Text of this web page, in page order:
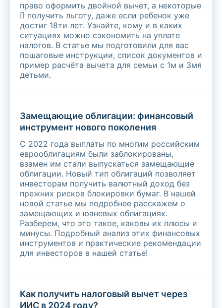
право оформить двойной вычет, а некоторые
 получить льготу, даже если ребенок уже
достиг 18ти лет. Узнайте, кому и в каких
ситуациях можно сэкономить на уплате
налогов. В статье мы подготовили для вас
пошаговые инструкции, список документов и
пример расчёта вычета для семьи с 1м и 3мя
детьми.
Замещающие облигации: финансовый
инструмент нового поколения
С 2022 года выплаты по многим российским
еврооблигациям были заблокированы,
взамен им стали выпускаться замещающие
облигации. Новый тип облигаций позволяет
инвесторам получить валютный доход без
прежних рисков блокировки бумаг. В нашей
новой статье мы подробнее расскажем о
замещающих и юаневых облигациях.
Разберем, что это такое, каковы их плюсы и
минусы. Подробный анализ этих финансовых
инструментов и практические рекомендации
для инвесторов в нашей статье!
Как получить налоговый вычет через
ИИС в 2024 году?